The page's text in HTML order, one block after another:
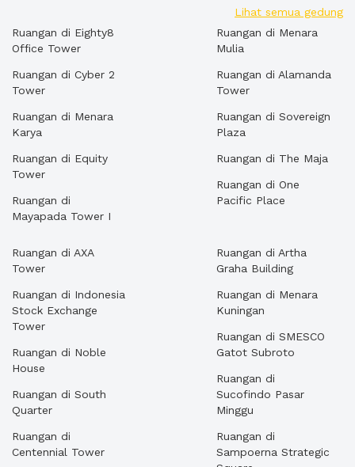
Lihat semua gedung
Ruangan di Eighty8
Office Tower
Ruangan di Cyber 2
Tower
Ruangan di Menara
Karya
Ruangan di Equity
Tower
Ruangan di
Mayapada Tower I
Ruangan di Menara
Mulia
Ruangan di Alamanda
Tower
Ruangan di Sovereign
Plaza
Ruangan di The Maja
Ruangan di One
Pacific Place
Ruangan di AXA
Tower
Ruangan di Indonesia
Stock Exchange
Tower
Ruangan di Noble
House
Ruangan di South
Quarter
Ruangan di
Centennial Tower
Ruangan di Artha
Graha Building
Ruangan di Menara
Kuningan
Ruangan di SMESCO
Gatot Subroto
Ruangan di
Sucofindo Pasar
Minggu
Ruangan di
Sampoerna Strategic